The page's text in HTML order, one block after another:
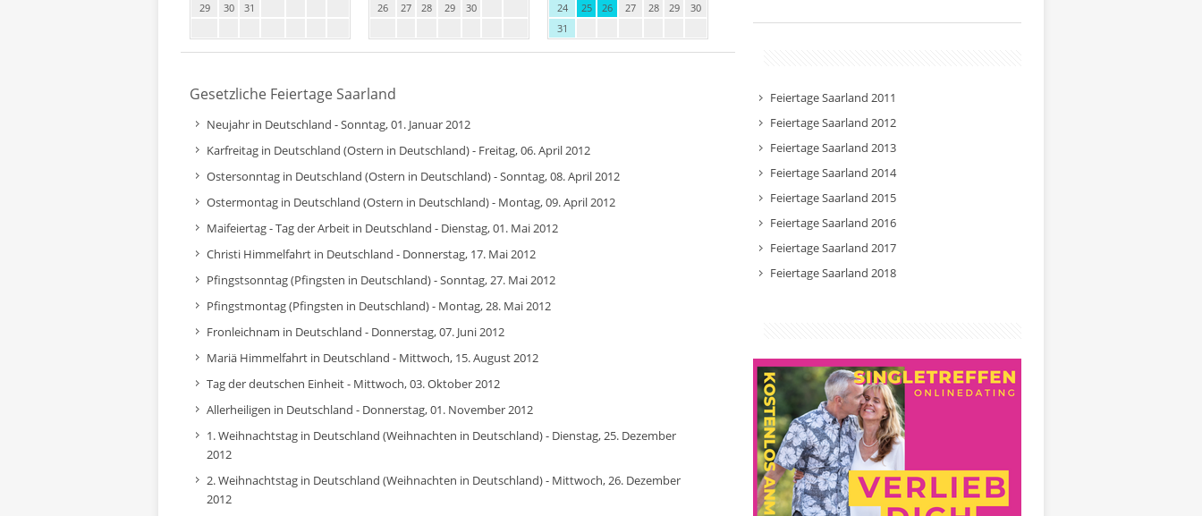
29
30 31
26
27 28 29 30
24
25 26 27 28 29
30
31
Gesetzliche Feiertage Saarland
Neujahr in Deutschland - Sonntag, 01. Januar 2012
Karfreitag in Deutschland (Ostern in Deutschland) - Freitag, 06. April 2012
Ostersonntag in Deutschland (Ostern in Deutschland) - Sonntag, 08. April 2012
Ostermontag in Deutschland (Ostern in Deutschland) - Montag, 09. April 2012
Maifeiertag - Tag der Arbeit in Deutschland - Dienstag, 01. Mai 2012
Christi Himmelfahrt in Deutschland - Donnerstag, 17. Mai 2012
Pfingstsonntag (Pfingsten in Deutschland) - Sonntag, 27. Mai 2012
Pfingstmontag (Pfingsten in Deutschland) - Montag, 28. Mai 2012
Fronleichnam in Deutschland - Donnerstag, 07. Juni 2012
Mariä Himmelfahrt in Deutschland - Mittwoch, 15. August 2012
Tag der deutschen Einheit - Mittwoch, 03. Oktober 2012
Allerheiligen in Deutschland - Donnerstag, 01. November 2012
1. Weihnachtstag in Deutschland (Weihnachten in Deutschland) - Dienstag, 25. Dezember
2012
2. Weihnachtstag in Deutschland (Weihnachten in Deutschland) - Mittwoch, 26. Dezember
2012
Feiertage Saarland 2011
Feiertage Saarland 2012
Feiertage Saarland 2013
Feiertage Saarland 2014
Feiertage Saarland 2015
Feiertage Saarland 2016
Feiertage Saarland 2017
Feiertage Saarland 2018